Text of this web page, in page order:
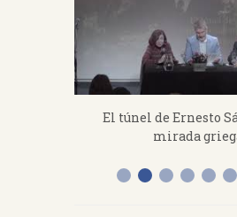
El túnel de Ernesto
mirada